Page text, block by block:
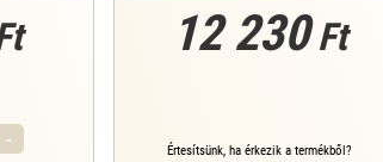
-
12 230Ft
Értesítsünk, ha érkezik a termékből?